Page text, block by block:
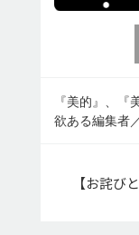
『美的』、『
欲ある編集者
【お詫び